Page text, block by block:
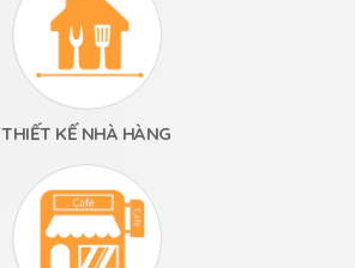
THIẾT KẾ NHÀ HÀNG